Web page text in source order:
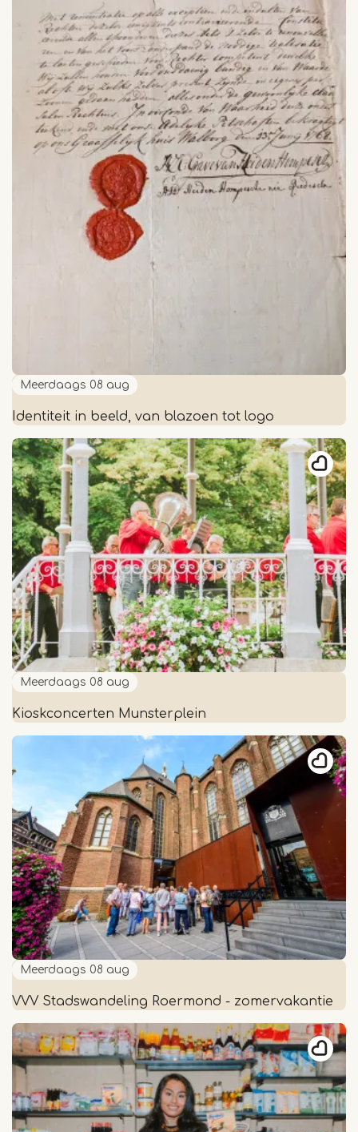
Stadje
Thorn-
Maasgouw
Meerdaags 08 aug
Identiteit in beeld, van blazoen tot logo
Identiteit
in
beeld,
van
blazoen
tot
logo
Meerdaags 08 aug
Kioskconcerten Munsterplein
Kioskconcerten
Meerdaags 08 aug
VVV Stadswandeling Roermond - zomervakantie
VVV
Stadswandeling
Roermond
zomervakantie